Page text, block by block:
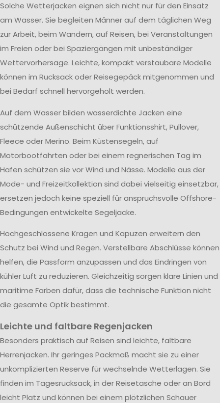
Solche Wetterjacken eignen sich nicht nur für den Einsatz
am Wasser. Sie begleiten Männer auf dem täglichen Weg
zur Arbeit, beim Wandern, auf Reisen, bei Veranstaltungen
im Freien oder bei Spaziergängen mit unbeständiger
Wettervorhersage. Leichte, kompakt verstaubare Modelle
können im Rucksack oder Reisegepäck mitgenommen und
bei Bedarf schnell hervorgeholt werden.
Auf dem Wasser bilden wasserdichte Jacken eine
schützende Außenschicht über Funktionsshirt, Pullover,
Fleece oder Merino. Beim Küstensegeln, auf
Motorbootfahrten oder bei einem regnerischen Tag im
Hafen schützen sie vor Wind und Nässe. Modelle aus der
Mode- und Freizeitkollektion sind dabei vielseitig einsetzbar,
ersetzen jedoch keine speziell für anspruchsvolle Offshore-
Bedingungen entwickelte Segeljacke.
Hochgeschlossene Kragen und Kapuzen erweitern den
Schutz bei Wind und Regen. Verstellbare Abschlüsse können
helfen, die Passform anzupassen und das Eindringen von
kühler Luft zu reduzieren. Gleichzeitig sorgen klare Linien und
maritime Farben dafür, dass die technische Funktion nicht
die gesamte Optik bestimmt.
Leichte und faltbare Regenjacken
Besonders praktisch auf Reisen sind leichte, faltbare
Herrenjacken. Ihr geringes Packmaß macht sie zu einer
unkomplizierten Reserve für wechselnde Wetterlagen. Sie
finden im Tagesrucksack, in der Reisetasche oder an Bord
leicht Platz und können bei einem plötzlichen Schauer